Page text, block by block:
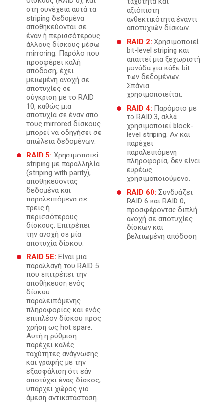
στη συνέχεια αυτά τα
striping δεδομένα
αποθηκεύονται σε
έναν ή περισσότερους
άλλους δίσκους μέσω
mirroring. Παρόλο που
προσφέρει καλή
απόδοση, έχει
μειωμένη ανοχή σε
αποτυχίες σε
σύγκριση με το RAID
10, καθώς μια
αποτυχία σε έναν από
τους mirrored δίσκους
μπορεί να οδηγήσει σε
απώλεια δεδομένων.
RAID 5: Χρησιμοποιεί
striping με παραλληλία
(striping with parity),
αποθηκεύοντας
δεδομένα και
παραλειπόμενα σε
τρεις ή
περισσότερους
δίσκους. Επιτρέπει
την ανοχή σε μία
αποτυχία δίσκου.
RAID 5E: Είναι μια
παραλλαγή του RAID 5
που επιτρέπει την
αποθήκευση ενός
δίσκου
παραλειπόμενης
πληροφορίας και ενός
επιπλέον δίσκου προς
χρήση ως hot spare.
Αυτή η ρύθμιση
παρέχει καλές
ταχύτητες ανάγνωσης
και γραφής με την
εξασφάλιση ότι εάν
αποτύχει ένας δίσκος,
υπάρχει χώρος για
άμεση αντικατάσταση.
αξιόπιστη
ανθεκτικότητα έναντι
αποτυχιών δίσκων.
RAID 2: Χρησιμοποιεί
bit-level striping και
απαιτεί μια ξεχωριστή
μονάδα για κάθε bit
των δεδομένων.
Σπάνια
χρησιμοποιείται.
RAID 4: Παρόμοιο με
το RAID 3, αλλά
χρησιμοποιεί block-
level striping. Αν και
παρέχει
παραλειπόμενη
πληροφορία, δεν είναι
ευρέως
χρησιμοποιούμενο.
RAID 60: Συνδυάζει
RAID 6 και RAID 0,
προσφέροντας διπλή
ανοχή σε αποτυχίες
δίσκων και
βελτιωμένη απόδοση